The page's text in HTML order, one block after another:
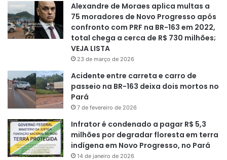
Alexandre de Moraes aplica multas a
75 moradores de Novo Progresso após
confronto com PRF na BR-163 em 2022,
total chega a cerca de R$ 730 milhões;
VEJA LISTA
23 de março de 2026
Acidente entre carreta e carro de
passeio na BR-163 deixa dois mortos no
Pará
7 de fevereiro de 2026
Infrator é condenado a pagar R$ 5,3
milhões por degradar floresta em terra
indígena em Novo Progresso, no Pará
14 de janeiro de 2026